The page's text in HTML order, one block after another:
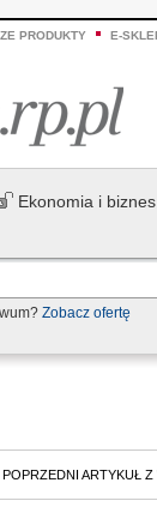
PRODUKTY E-
Ekonomia i biznes
Zobacz ofertę
POPRZEDNI ARTYKUŁ Z